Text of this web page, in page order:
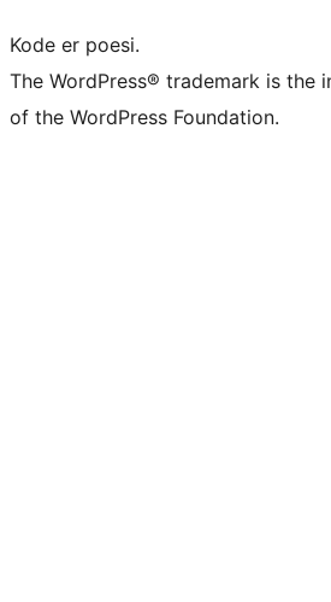
Kode er poesi.
The WordPress® trademark is the
of the WordPress Foundation.